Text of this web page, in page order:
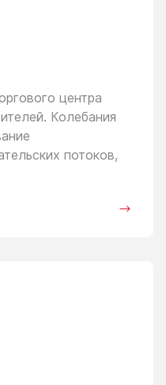
центра
Колебания
потоков,